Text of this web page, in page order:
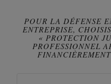
POUR LA DÉFENSE
ENTREPRISE,
« PROTECTION
PROFESSIONNEL